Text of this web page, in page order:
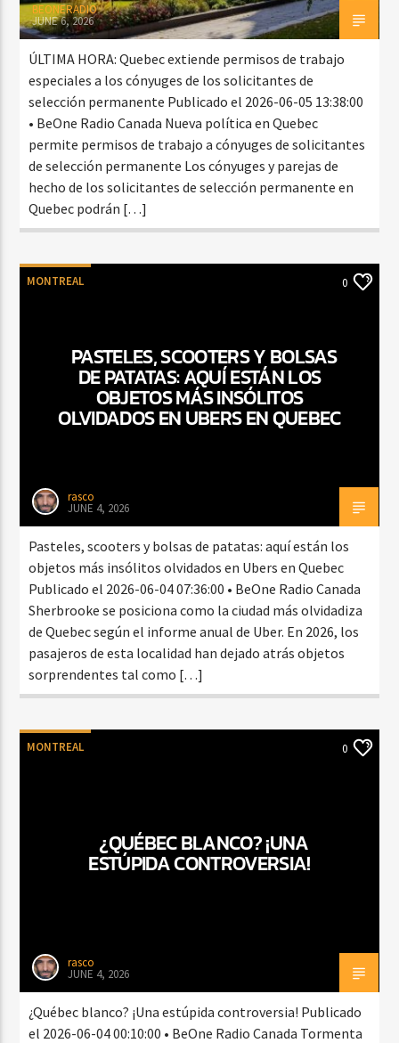
BEONERADIO
JUNE 6, 2026
ÚLTIMA HORA: Quebec extiende permisos de trabajo
especiales a los cónyuges de los solicitantes de
selección permanente Publicado el 2026-06-05 13:38:00
• BeOne Radio Canada Nueva política en Quebec
permite permisos de trabajo a cónyuges de solicitantes
de selección permanente Los cónyuges y parejas de
hecho de los solicitantes de selección permanente en
Quebec podrán […]
MONTREAL 0
PASTELES, SCOOTERS Y BOLSAS
DE PATATAS: AQUÍ ESTÁN LOS
OBJETOS MÁS INSÓLITOS
OLVIDADOS EN UBERS EN QUEBEC
rasco
JUNE 4, 2026
Pasteles, scooters y bolsas de patatas: aquí están los
objetos más insólitos olvidados en Ubers en Quebec
Publicado el 2026-06-04 07:36:00 • BeOne Radio Canada
Sherbrooke se posiciona como la ciudad más olvidadiza
de Quebec según el informe anual de Uber. En 2026, los
pasajeros de esta localidad han dejado atrás objetos
sorprendentes tal como […]
MONTREAL 0
¿QUÉBEC BLANCO? ¡UNA
ESTÚPIDA CONTROVERSIA!
rasco
JUNE 4, 2026
¿Québec blanco? ¡Una estúpida controversia! Publicado
el 2026-06-04 00:10:00 • BeOne Radio Canada Tormenta